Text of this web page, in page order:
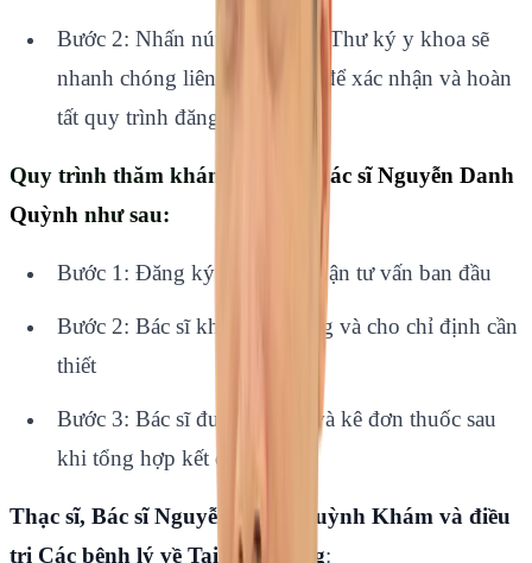
Bước 2: Nhấn nút "Đặt lịch". Thư ký y khoa sẽ
nhanh chóng liên hệ với bạn để xác nhận và hoàn
tất quy trình đăng ký khám.
Quy trình thăm khám
Thạc sĩ, Bác sĩ Nguyễn Danh
Quỳnh như sau:
Bước 1: Đăng ký khám và nhận tư vấn ban đầu
Bước 2: Bác sĩ khám lâm sàng và cho chỉ định cần
thiết
Bước 3: Bác sĩ đưa kết luận và kê đơn thuốc sau
khi tổng hợp kết quả
Thạc sĩ, Bác sĩ Nguyễn Danh Quỳnh Khám và điều
trị Các bệnh lý về Tai Mũi Họng: